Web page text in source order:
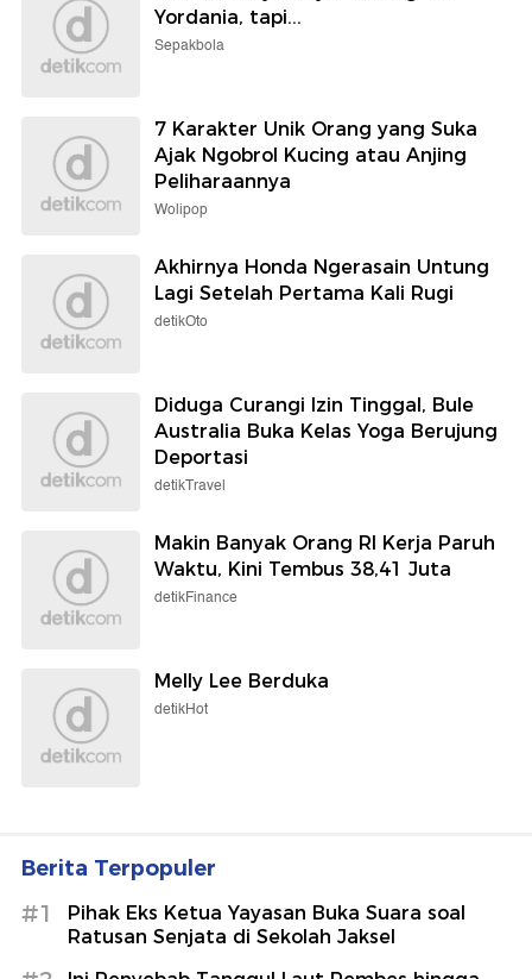
Yordania, tapi...
Sepakbola
7 Karakter Unik Orang yang Suka
Ajak Ngobrol Kucing atau Anjing
Peliharaannya
Wolipop
Akhirnya Honda Ngerasain Untung
Lagi Setelah Pertama Kali Rugi
detikOto
Diduga Curangi Izin Tinggal, Bule
Australia Buka Kelas Yoga Berujung
Deportasi
detikTravel
Makin Banyak Orang RI Kerja Paruh
Waktu, Kini Tembus 38,41 Juta
detikFinance
Melly Lee Berduka
detikHot
Berita Terpopuler
#1
Pihak Eks Ketua Yayasan Buka Suara soal
Ratusan Senjata di Sekolah Jaksel